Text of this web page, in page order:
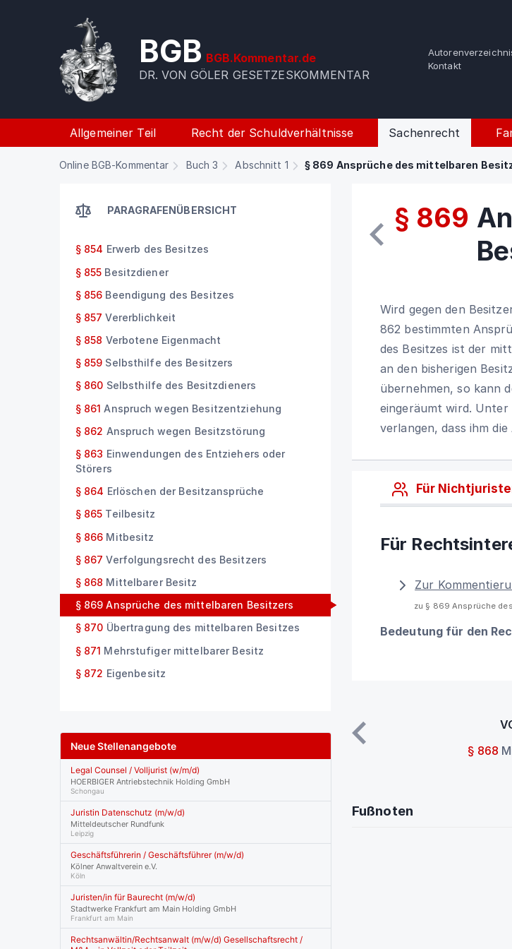
BGB BGB.Kommentar.de
DR. VON GÖLER GESETZESKOMMENTAR
Kontakt
Allgemeiner Teil Recht der Schuldverhältnisse Sachenrecht
Online BGB-Kommentar Buch 3 Abschnitt 1 § 869 Ansprüche des mittelbaren
PARAGRAFENÜBERSICHT
§ 854 Erwerb des Besitzes
§ 855 Besitzdiener
§ 856 Beendigung des Besitzes
§ 857 Vererblichkeit
§ 858 Verbotene Eigenmacht
§ 859 Selbsthilfe des Besitzers
§ 860 Selbsthilfe des Besitzdieners
§ 861 Anspruch wegen Besitzentziehung
§ 862 Anspruch wegen Besitzstörung
§ 863 Einwendungen des Entziehers oder
Störers
§ 864 Erlöschen der Besitzansprüche
§ 865 Teilbesitz
§ 866 Mitbesitz
§ 867 Verfolgungsrecht des Besitzers
§ 868 Mittelbarer Besitz
§ 869 Ansprüche des mittelbaren Besitzers
§ 870 Übertragung des mittelbaren Besitzes
§ 871 Mehrstufiger mittelbarer Besitz
§ 872 Eigenbesitz
§ 869
Wird gegen den
862 bestimmten
des Besitzes ist der
an den bisherigen
übernehmen, so kann
eingeräumt wird. Unter
verlangen, dass ihm
Für
Für
Zur
zu § 869 Ansprüche
Bedeutung für den
§ 868
Fußnoten